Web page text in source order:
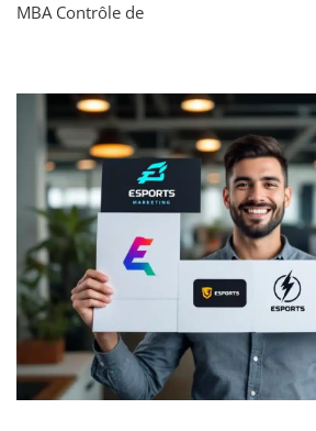
MBA Contrôle de